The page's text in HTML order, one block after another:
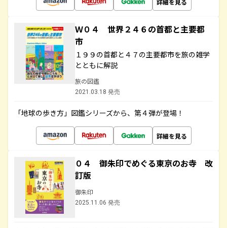
Ｗ０４ 世界２４６の首都と主要都
市
１９９の首都と４７の主要都市を旅の雑学
とともに解説
旅の図鑑
2021.03.18 発売
「地球の歩き方」図鑑シリーズから、第４弾が登場！
詳細を見る
０４ 御朱印でめぐる東京のお寺 改
訂版
御朱印
2025.11.06 発売